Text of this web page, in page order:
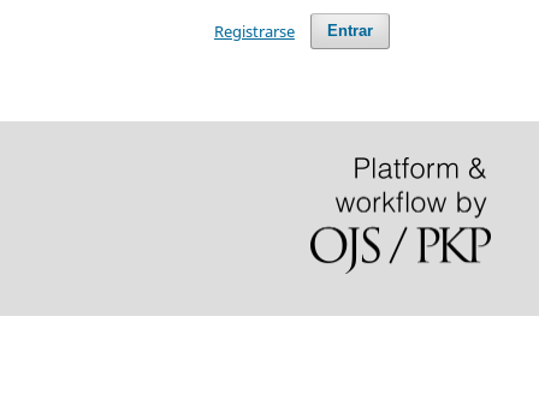
Entrar
Registrarse